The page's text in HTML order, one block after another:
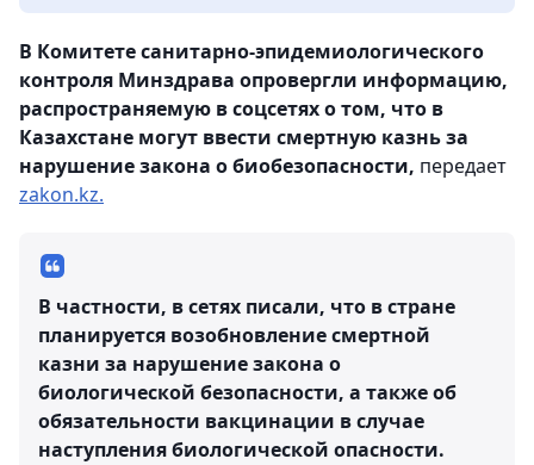
В Комитете санитарно-эпидемиологического
контроля Минздрава опровергли информацию,
распространяемую в соцсетях о том, что в
Казахстане могут ввести смертную казнь за
нарушение закона о биобезопасности, передает
zakon.kz.
В частности, в сетях писали, что в стране
планируется возобновление смертной
казни за нарушение закона о
биологической безопасности, а также об
обязательности вакцинации в случае
наступления биологической опасности.